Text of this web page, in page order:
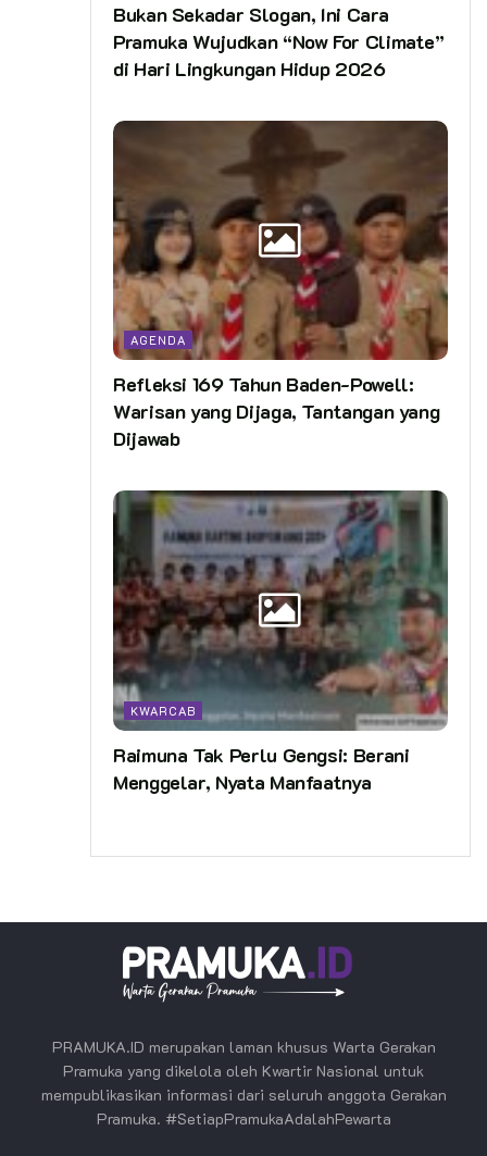
Bukan Sekadar Slogan, Ini Cara
Pramuka Wujudkan “Now For Climate”
di Hari Lingkungan Hidup 2026
AGENDA
Refleksi 169 Tahun Baden-Powell:
Warisan yang Dijaga, Tantangan yang
Dijawab
KWARCAB
Raimuna Tak Perlu Gengsi: Berani
Menggelar, Nyata Manfaatnya
PRAMUKA.ID merupakan laman khusus Warta Gerakan
Pramuka yang dikelola oleh Kwartir Nasional untuk
mempublikasikan informasi dari seluruh anggota Gerakan
Pramuka. #SetiapPramukaAdalahPewarta